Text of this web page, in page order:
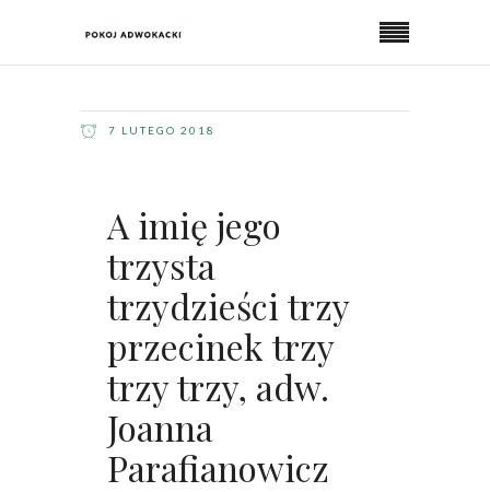
7 LUTEGO 2018
A imię jego
trzysta
trzydzieści trzy
przecinek trzy
trzy trzy, adw.
Joanna
Parafianowicz